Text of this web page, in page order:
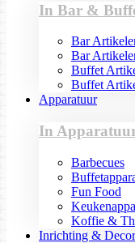
In Bar &
Bar
Bar
Buffet
Buffet
Apparatuur
In
Barbecues
Fun Food
Koffie &
Inrichting &